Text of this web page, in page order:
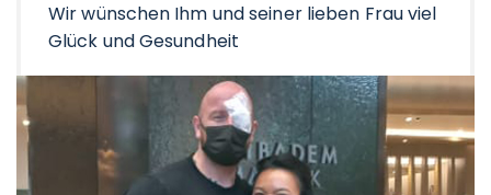
Wir wünschen Ihm und seiner lieben Frau viel
Glück und Gesundheit